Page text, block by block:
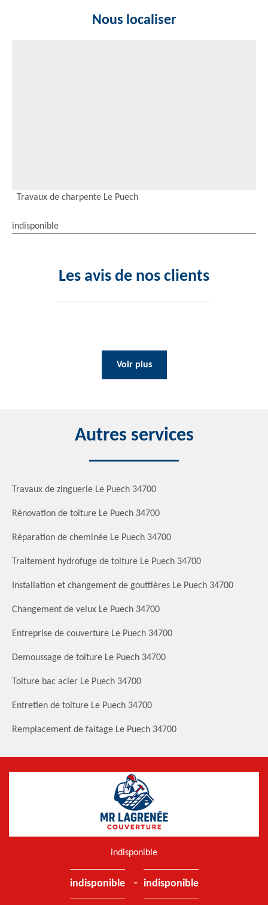
Nous localiser
Travaux de charpente Le Puech
indisponible
Les avis de nos clients
Voir plus
Autres services
Travaux de zinguerie Le Puech 34700
Rénovation de toiture Le Puech 34700
Réparation de cheminée Le Puech 34700
Traitement hydrofuge de toiture Le Puech 34700
Installation et changement de gouttières Le Puech 34700
Changement de velux Le Puech 34700
Entreprise de couverture Le Puech 34700
Demoussage de toiture Le Puech 34700
Toiture bac acier Le Puech 34700
Entretien de toiture Le Puech 34700
Remplacement de faitage Le Puech 34700
indisponible
indisponible - indisponible